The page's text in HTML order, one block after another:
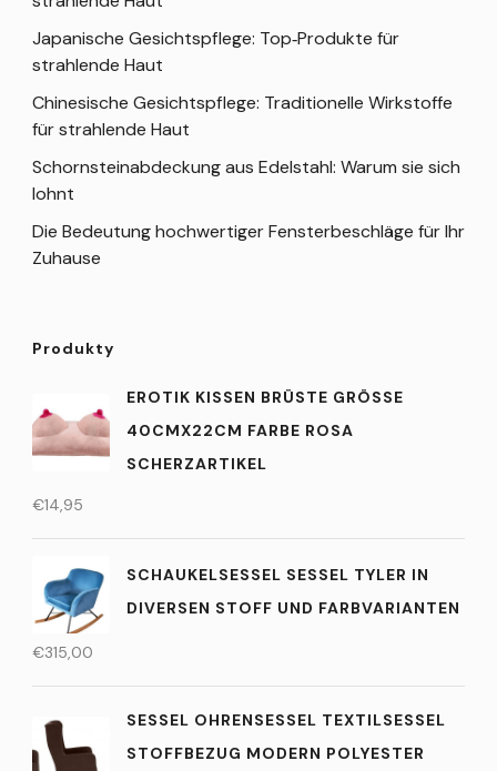
Japanische Gesichtspflege: Top‑Produkte für
strahlende Haut
Chinesische Gesichtspflege: Traditionelle Wirkstoffe
für strahlende Haut
Schornsteinabdeckung aus Edelstahl: Warum sie sich
lohnt
Die Bedeutung hochwertiger Fensterbeschläge für Ihr
Zuhause
Produkty
EROTIK KISSEN BRÜSTE GRÖSSE 4
0CMX22CM FARBE ROSA S
CHERZARTIKEL
€14,95
SCHAUKELSESSEL SESSEL TYLER IN
DIVERSEN STOFF UND FARBVARIANTEN
€315,00
SESSEL OHRENSESSEL TEXTILSESSEL
STOFFBEZUG MODERN POLYESTER